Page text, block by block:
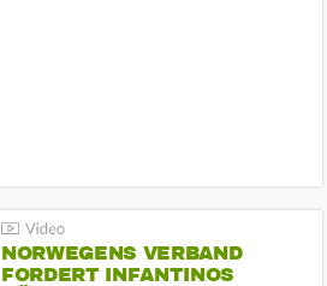
NORWEGENS VERBAND
FORDERT INFANTINOS